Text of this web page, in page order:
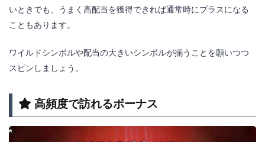
いときでも、うまく高配当を獲得できれば通常時にプラスになる
こともあります。
ワイルドシンボルや配当の大きいシンボルが揃うことを願いつつ
スピンしましょう。
高頻度で訪れるボーナス